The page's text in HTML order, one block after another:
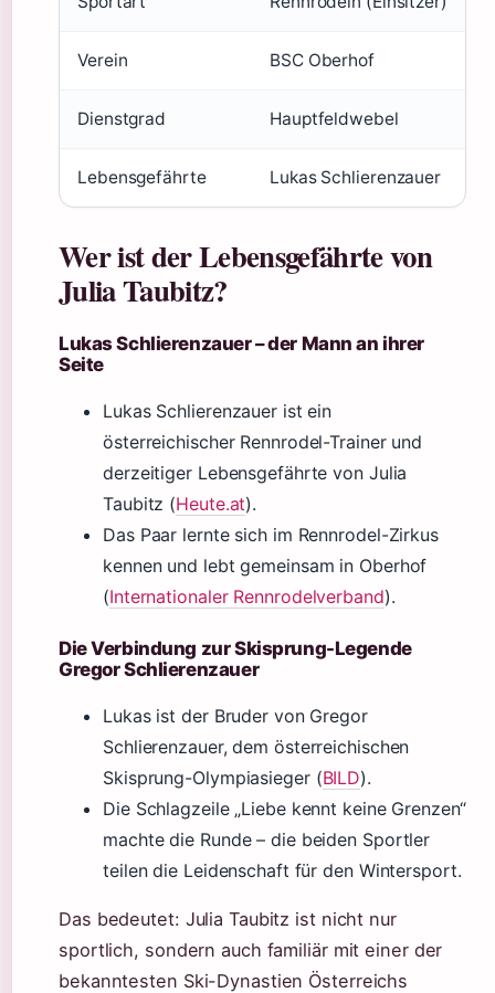
Verein BSC Oberhof
Dienstgrad Hauptfeldwebel
Lebensgefährte Lukas Schlierenzauer
Wer ist der Lebensgefährte von
Julia Taubitz?
Lukas Schlierenzauer – der Mann an ihrer
Seite
Lukas Schlierenzauer ist ein
österreichischer Rennrodel-Trainer und
derzeitiger Lebensgefährte von Julia
Taubitz (Heute.at).
Das Paar lernte sich im Rennrodel-Zirkus
kennen und lebt gemeinsam in Oberhof
(Internationaler Rennrodelverband).
Die Verbindung zur Skisprung-Legende
Gregor Schlierenzauer
Lukas ist der Bruder von Gregor
Schlierenzauer, dem österreichischen
Skisprung-Olympiasieger (BILD).
Die Schlagzeile „Liebe kennt keine Grenzen“
machte die Runde – die beiden Sportler
teilen die Leidenschaft für den Wintersport.
Das bedeutet: Julia Taubitz ist nicht nur
sportlich, sondern auch familiär mit einer der
bekanntesten Ski-Dynastien Österreichs